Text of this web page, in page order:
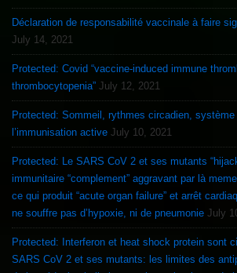
Déclaration de responsabilité vaccinale à faire
July 14, 2021
Protected: Covid “vaccine-induced immune
thrombocytopenia” July 12, 2021
Protected: Sommeil, rythmes circadien,
l’immunisation active July 10, 2021
Protected: Le SARS CoV 2 et ses mutants
immunitaire “complement” aggravant par là
ce qui produit “acute organ failure” et arrêt
ne souffre pas d’hypoxie, ni de pneumonie July
Protected: Interferon et heat shock protein sont
SARS CoV 2 et ses mutants: les limites des